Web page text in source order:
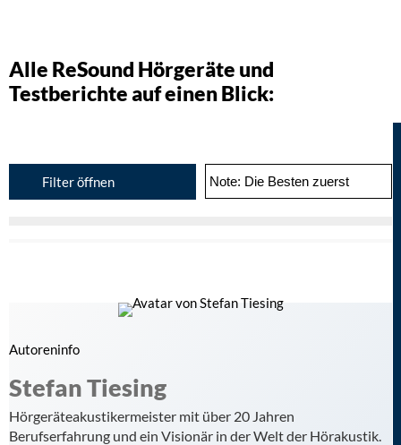
Alle ReSound Hörgeräte und
Testberichte auf einen Blick:
Filter öffnen
Autoreninfo
Stefan Tiesing
Hörgeräteakustikermeister mit über 20 Jahren
Berufserfahrung und ein Visionär in der Welt der Hörakustik.